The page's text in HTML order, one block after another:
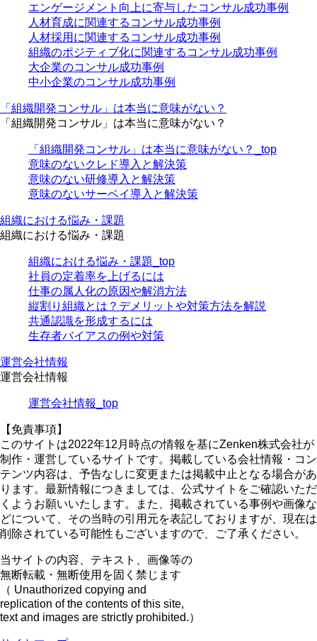
エンゲージメント向上に寄与したコンサル成功事例
人材育成に関連するコンサル成功事例
人材採用に関連するコンサル成功事例
組織のポジティブ化に関連するコンサル成功事例
大企業のコンサル成功事例
中小企業のコンサル成功事例
「組織開発コンサル」は本当に意味がない？
「組織開発コンサル」は本当に意味がない？
「組織開発コンサル」は本当に意味がない？_top
意味のないクレド導入と解決策
意味のない研修導入と解決策
意味のないサーベイ導入と解決策
組織における悩み・課題
組織における悩み・課題
組織における悩み・課題_top
社員の定着率を上げるには
仕事の属人化の原因や解消方法
縦割り組織とは？デメリットや対策方法を解説
共通認識を形成するには
生存者バイアスの例や対策
運営会社情報
運営会社情報
運営会社情報_top
【免責事項】
このサイトは2022年12月時点の情報を基にZenken株式会社が
制作・運営しているサイトです。掲載している会社情報・コン
テンツ内容は、予告なしに変更または掲載中止となる場合があ
ります。最新情報につきましては、公式サイトをご確認いただ
くようお願いいたします。また、掲載されている事例や画像な
どについて、その当時の引用元を表記しておりますが、現在は
削除されている可能性もございますので、ご了承ください。
当サイトの内容、テキスト、画像等の
無断転載・無断使用を固く禁じます
（ Unauthorized copying and
replication of the contents of this site,
text and images are strictly prohibited.）